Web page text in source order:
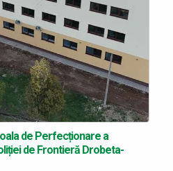
de Perfecționare a
de Frontieră Drobeta-